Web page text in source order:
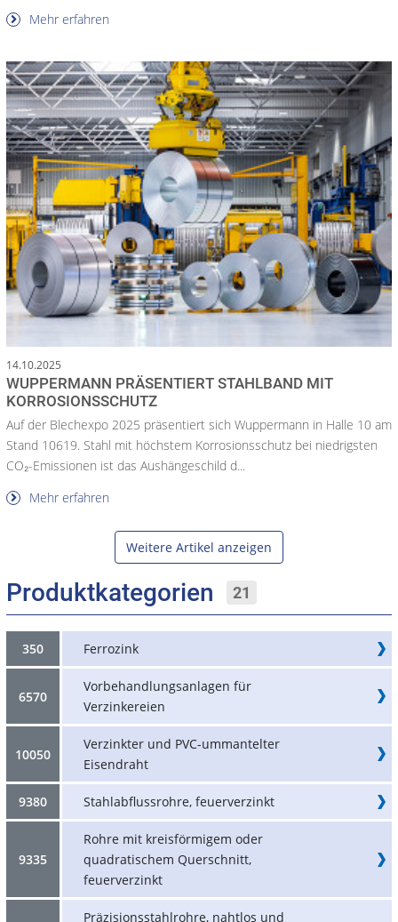
Mehr erfahren
14.10.2025
WUPPERMANN PRÄSENTIERT STAHLBAND MIT
KORROSIONSSCHUTZ
Auf der Blechexpo 2025 präsentiert sich Wuppermann in Halle 10 am
Stand 10619. Stahl mit höchstem Korrosionsschutz bei niedrigsten
CO₂-Emissionen ist das Aushängeschild d...
Mehr erfahren
Weitere Artikel anzeigen
Produktkategorien 21
350 Ferrozink
6570
Vorbehandlungsanlagen für
Verzinkereien
10050
Verzinkter und PVC-ummantelter
Eisendraht
9380 Stahlabflussrohre, feuerverzinkt
9335
Rohre mit kreisförmigem oder
quadratischem Querschnitt,
feuerverzinkt
Präzisionsstahlrohre, nahtlos und